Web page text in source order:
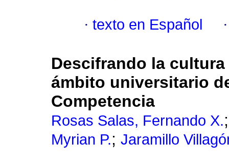
· texto en Español
Descifrando la
ámbito universitario
Competencia
Rosas Salas, Fernando X.
Myrian P.; Jaramillo